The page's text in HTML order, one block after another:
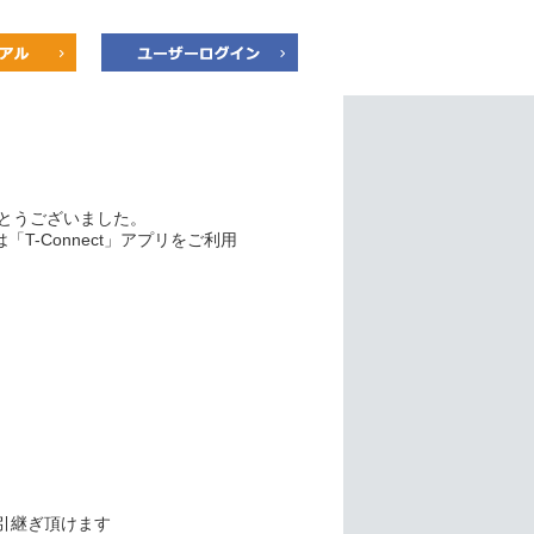
ございました。
T-Connect」アプリをご利用
継ぎ頂けます